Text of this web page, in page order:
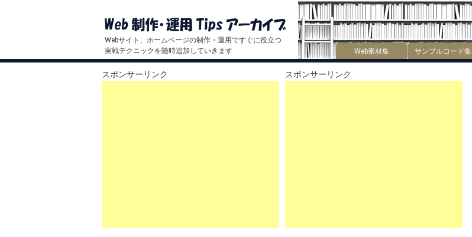
Webサイト、ホームページの制作・運用ですぐに役立つ
実戦テクニックを随時追加していきます
Web素材集 サンプルコード集
スポンサーリンク
スポンサーリンク